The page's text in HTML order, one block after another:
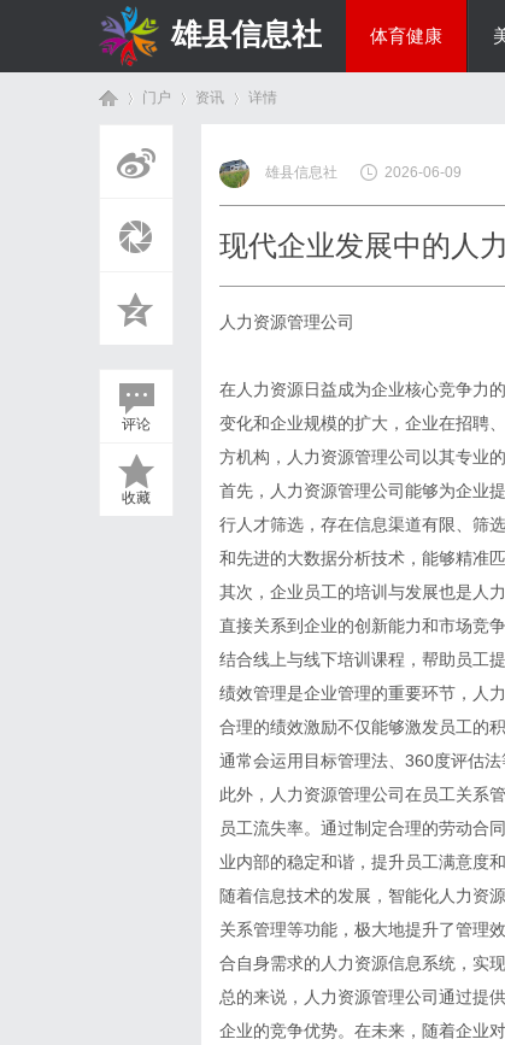
雄县信息社 体育健康
门户 资讯
›
详情
评论
收藏
雄县信息社 2026-06-09
现代企业发展中的人
人力资源管理公司
在人力资源日益成为企业核心竞争力
变化和企业规模的扩大，企业在招聘
方机构，人力资源管理公司以其专业
首先，人力资源管理公司能够为企业
行人才筛选，存在信息渠道有限、筛
和先进的大数据分析技术，能够精准
其次，企业员工的培训与发展也是人
直接关系到企业的创新能力和市场竞
结合线上与线下培训课程，帮助员工
绩效管理是企业管理的重要环节，人
合理的绩效激励不仅能够激发员工的
通常会运用目标管理法、360度评估
此外，人力资源管理公司在员工关系
员工流失率。通过制定合理的劳动合
业内部的稳定和谐，提升员工满意度和
随着信息技术的发展，智能化人力资
关系管理等功能，极大地提升了管理
合自身需求的人力资源信息系统，实
总的来说，人力资源管理公司通过提
企业的竞争优势。在未来，随着企业